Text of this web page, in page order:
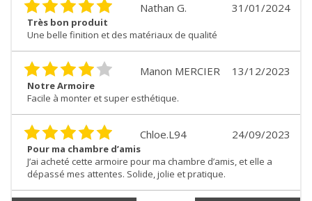
31/01/2024
Nathan G.
Très bon produit
Une belle finition et des matériaux de qualité
13/12/2023
Manon MERCIER
Notre Armoire
Facile à monter et super esthétique.
24/09/2023
Chloe.L94
Pour ma chambre d’amis
J’ai acheté cette armoire pour ma chambre d’amis, et elle a
dépassé mes attentes. Solide, jolie et pratique.